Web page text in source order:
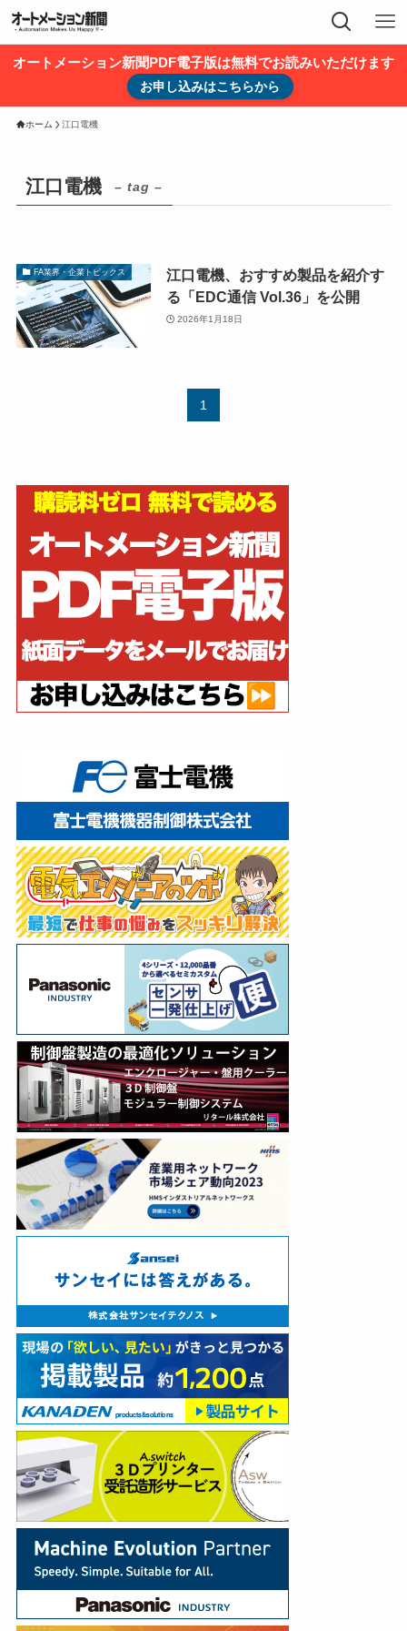
オートメーション新聞PDF電子版は無料でお読みいただけます
お申し込みはこちらから
ホーム 江口電機
江口電機 – tag –
FA業界・企業トピックス
江口電機、おすすめ製品を紹介す
る「EDC通信 Vol.36」を公開
2026年1月18日
1